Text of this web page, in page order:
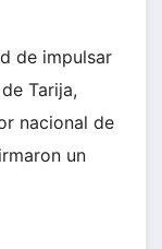
de impulsar
Tarija,
nacional de
un